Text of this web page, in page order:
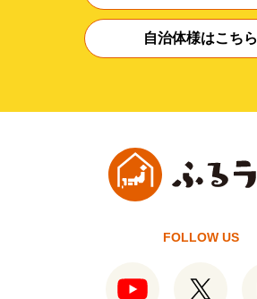
自治体様はこちら
FOLLOW US